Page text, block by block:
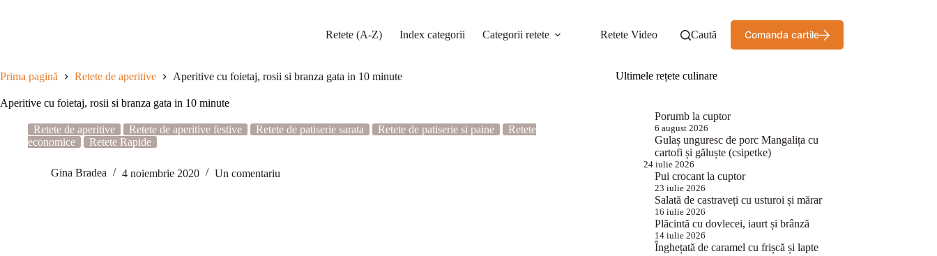
Retete (A-Z) Index categorii Categorii retete Retete Video Caută Comanda cartile
Prima pagină Retete de aperitive Aperitive cu foietaj, rosii si branza gata in 10 minute
Aperitive cu foietaj, rosii si branza gata in 10 minute
Retete de aperitive Retete de aperitive festive Retete de patiserie sarata Retete de patiserie si paine
Retete
economice
Retete Rapide
Gina Bradea 4 noiembrie 2020 Un comentariu
Ultimele rețete culinare
Porumb la cuptor
6 august 2026
Gulaș unguresc de porc Mangalița cu
cartofi și găluște (csipetke)
24 iulie 2026
Pui crocant la cuptor
23 iulie 2026
Salată de castraveți cu usturoi și mărar
16 iulie 2026
Plăcintă cu dovlecei, iaurt și brânză
14 iulie 2026
Înghețată de caramel cu frișcă și lapte